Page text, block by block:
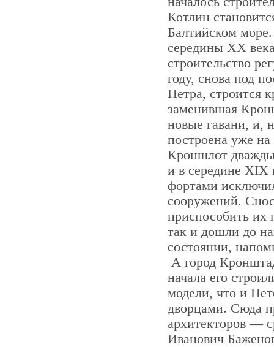
Котлин
Балтийском
середины XX
строительство
году, снова под
Петра, строится
заменившая
новые гавани, и,
построена уже
Кроншлот
и в середине XIX
фортами
сооружений.
приспособить их
так и дошли до
состоянии,
А город
начала его
модели, что и
дворцами. Сюда
архитекторов —
Иванович